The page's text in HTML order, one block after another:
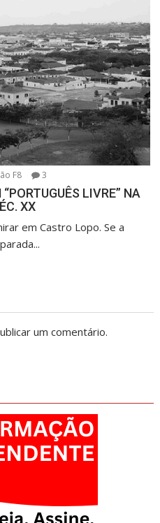
F8 3
LIVRE” NA
XX
em Castro Lopo. Se a
um comentário.